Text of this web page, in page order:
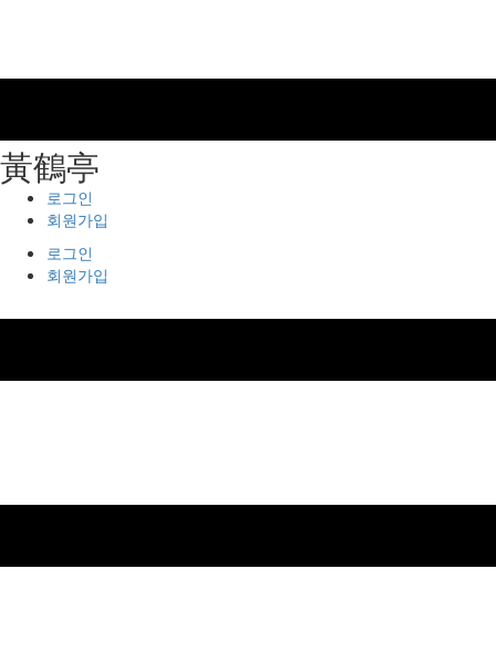
⿈鶴亭
로그인
회원가입
로그인
회원가입